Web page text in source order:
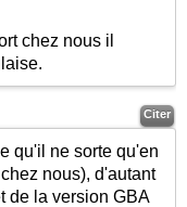
chez nous il
Citer
qu'il ne sorte qu'en
nous), d'autant
de la version GBA